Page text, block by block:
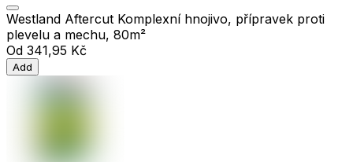
Westland Aftercut Komplexní hnojivo, přípravek proti
plevelu a mechu, 80m²
Od 341,95 Kč
Add